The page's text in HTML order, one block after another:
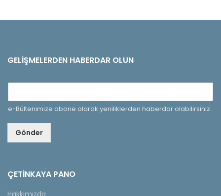
GELIŞMELERDEN HABERDAR OLUN
e-Bültenimize abone olarak yeniliklerden haberdar olabilirsiniz.
Gönder
ÇETINKAYA PANO
Hakkımızda